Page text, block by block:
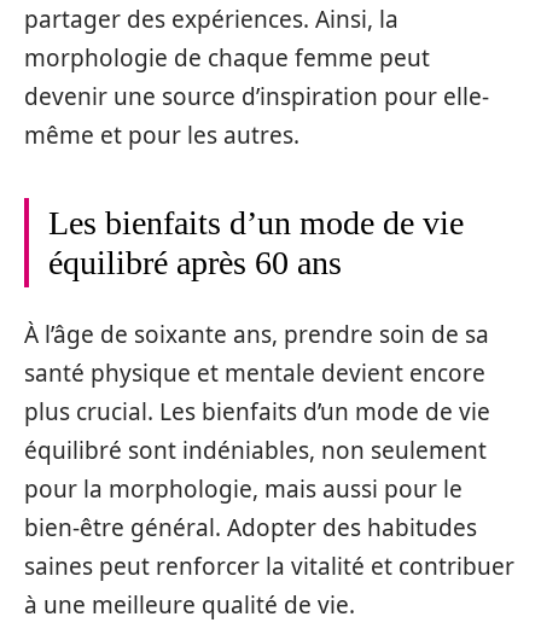
partager des expériences. Ainsi, la
morphologie de chaque femme peut
devenir une source d’inspiration pour elle-
même et pour les autres.
Les bienfaits d’un mode de vie
équilibré après 60 ans
À l’âge de soixante ans, prendre soin de sa
santé physique et mentale devient encore
plus crucial. Les bienfaits d’un mode de vie
équilibré sont indéniables, non seulement
pour la morphologie, mais aussi pour le
bien-être général. Adopter des habitudes
saines peut renforcer la vitalité et contribuer
à une meilleure qualité de vie.